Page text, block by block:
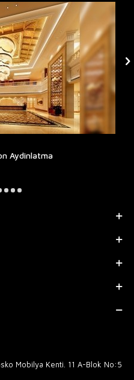
Aydinlatma
Mobilya Kenti. 11 A-Blok No:5